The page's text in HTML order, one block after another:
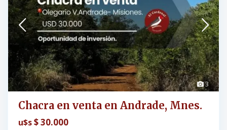
3
Chacra en venta en Andrade, Mnes.
u$s$ 30.000